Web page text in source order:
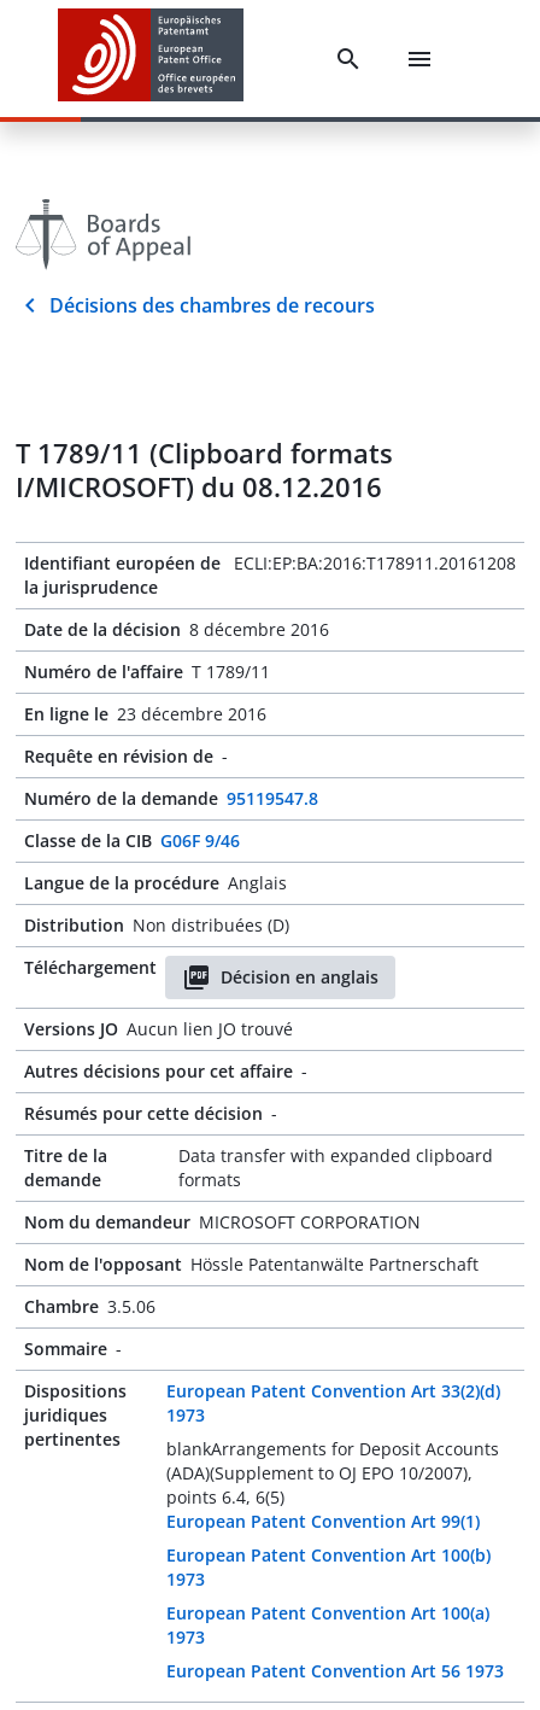
Décisions des chambres de recours
T 1789/11 (Clipboard formats
I/MICROSOFT) du 08.12.2016
Identifiant européen de
la jurisprudence
ECLI:EP:BA:2016:T178911.20161208
Date de la décision 8 décembre 2016
Numéro de l'affaire T 1789/11
En ligne le 23 décembre 2016
Requête en révision de -
Numéro de la demande 95119547.8
Classe de la CIB G06F 9/46
Langue de la procédure Anglais
Distribution Non distribuées (D)
Téléchargement
Décision en anglais
Versions JO Aucun lien JO trouvé
Autres décisions pour cet affaire -
Résumés pour cette décision -
Titre de la
demande
Data transfer with expanded clipboard
formats
Nom du demandeur MICROSOFT CORPORATION
Nom de l'opposant Hössle Patentanwälte Partnerschaft
Chambre 3.5.06
Sommaire -
Dispositions
juridiques
pertinentes
European Patent Convention Art 33(2)(d)
1973
blankArrangements for Deposit Accounts
(ADA)(Supplement to OJ EPO 10/2007),
points 6.4, 6(5)
European Patent Convention Art 99(1)
European Patent Convention Art 100(b)
1973
European Patent Convention Art 100(a)
1973
European Patent Convention Art 56 1973